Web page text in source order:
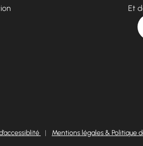
Et
| Mentions légales & Politique